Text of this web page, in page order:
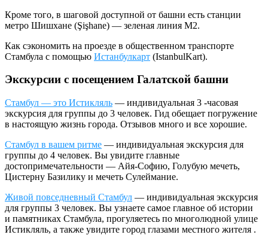
Кроме того, в шаговой доступной от башни есть станции
метро Шишхане (Şişhane) — зеленая линия M2.
Как сэкономить на проезде в общественном транспорте
Стамбула с помощью Истанбулкарт (IstanbulKart).
Экскурсии с посещением Галатской башни
Стамбул — это Истикляль — индивидуальная 3 -часовая
экскурсия для группы до 3 человек. Гид обещает погружение
в настоящую жизнь города. Отзывов много и все хорошие.
Стамбул в вашем ритме — индивидуальная экскурсия для
группы до 4 человек. Вы увидите главные
достопримечательности — Айя-Софию, Голубую мечеть,
Цистерну Базилику и мечеть Сулеймание.
Живой повседневный Стамбул — индивидуальная экскурсия
для группы 3 человек. Вы узнаете самое главное об истории
и памятниках Стамбула, прогуляетесь по многолюдной улице
Истикляль, а также увидите город глазами местного жителя .